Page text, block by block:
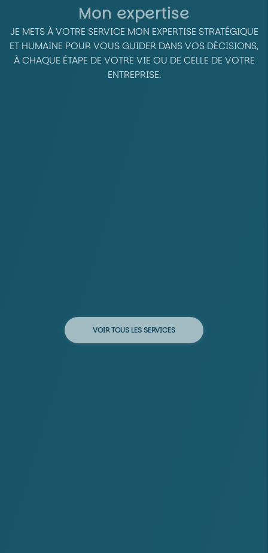
Mon expertise
JE METS À VOTRE SERVICE MON EXPERTISE STRATÉGIQUE
ET HUMAINE POUR VOUS GUIDER DANS VOS DÉCISIONS,
À CHAQUE ÉTAPE DE VOTRE VIE OU DE CELLE DE VOTRE
ENTREPRISE.
VOIR TOUS LES SERVICES